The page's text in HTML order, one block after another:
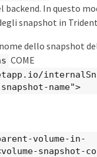
backend. In questo
snapshot in
dello snapshot
COME
name">
volume-in-
snapshot-